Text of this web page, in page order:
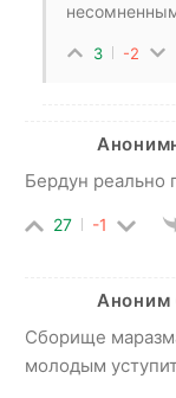
3 -2
Бердун реально
27 -1
Аноним
Сборище
молодым